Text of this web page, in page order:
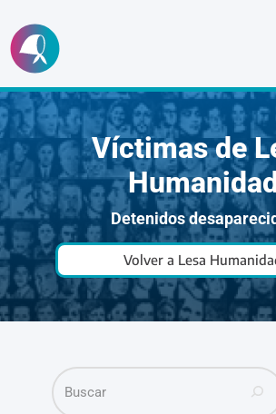
Ir
al
contenido
Víctimas de
Detenidos
Volver a Lesa